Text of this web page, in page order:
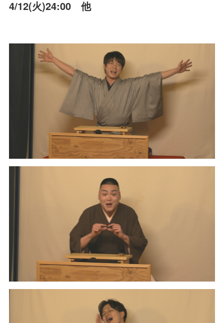
4/12(火)24:00 他